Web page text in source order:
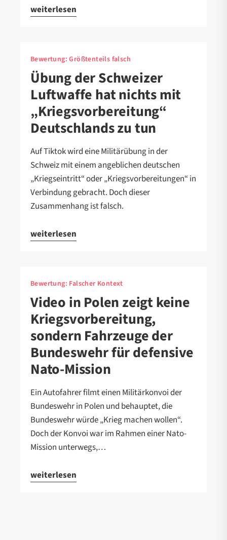
weiterlesen
Bewertung:Größtenteils falsch
Übung der Schweizer
Luftwaffe hat nichts mit
„Kriegsvorbereitung“
Deutschlands zu tun
Auf Tiktok wird eine Militärübung in der
Schweiz mit einem angeblichen deutschen
„Kriegseintritt“ oder „Kriegsvorbereitungen“ in
Verbindung gebracht. Doch dieser
Zusammenhang ist falsch.
weiterlesen
Bewertung: Falscher Kontext
Video in Polen zeigt keine
Kriegsvorbereitung,
sondern Fahrzeuge der
Bundeswehr für defensive
Nato-Mission
Ein Autofahrer filmt einen Militärkonvoi der
Bundeswehr in Polen und behauptet, die
Bundeswehr würde „Krieg machen wollen“.
Doch der Konvoi war im Rahmen einer Nato-
Mission unterwegs,…
weiterlesen